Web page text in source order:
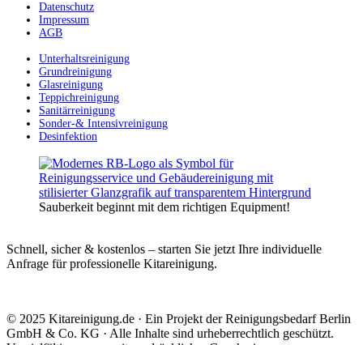
Datenschutz
Impressum
AGB
Unterhaltsreinigung
Grundreinigung
Glasreinigung
Teppichreinigung
Sanitärreinigung
Sonder-& Intensivreinigung
Desinfektion
Sauberkeit beginnt mit dem richtigen Equipment!
Schnell, sicher & kostenlos – starten Sie jetzt Ihre individuelle
Anfrage für professionelle Kitareinigung.
© 2025 Kitareinigung.de · Ein Projekt der Reinigungsbedarf Berlin
GmbH & Co. KG · Alle Inhalte sind urheberrechtlich geschützt.